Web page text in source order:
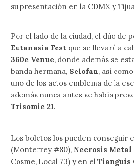
su presentación en la CDMX y
Por el lado de la ciudad, el dúo de
Eutanasia Fest que se llevará a
360e Venue, donde además se
banda hermana, Selofan, así como
uno de los actos emblema de la
además nunca antes se había
Trisomie 21.
Los boletos los pueden conseguir
(Monterrey #80), Necrosis Metal
Cosme, Local 73) y en elTianguis